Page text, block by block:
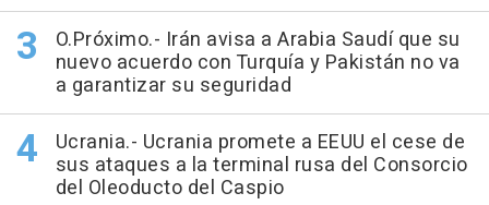
O.Próximo.- Irán avisa a Arabia Saudí que su
nuevo acuerdo con Turquía y Pakistán no va
a garantizar su seguridad
Ucrania.- Ucrania promete a EEUU el cese de
sus ataques a la terminal rusa del Consorcio
del Oleoducto del Caspio